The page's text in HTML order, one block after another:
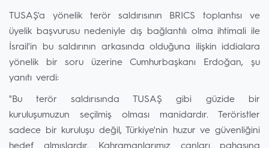
TUSAŞ'a yönelik terör saldırısının BRICS toplantısı ve
üyelik başvurusu nedeniyle dış bağlantılı olma ihtimali ile
İsrail'in bu saldırının arkasında olduğuna ilişkin iddialara
yönelik bir soru üzerine Cumhurbaşkanı Erdoğan, şu
yanıtı verdi:
"Bu terör saldırısında TUSAŞ gibi güzide bir
kuruluşumuzun seçilmiş olması manidardır. Teröristler
sadece bir kuruluşu değil, Türkiye'nin huzur ve güvenliğini